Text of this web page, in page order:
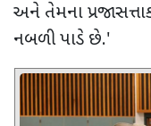
અને તેમના
નબળી પાડે છે.'